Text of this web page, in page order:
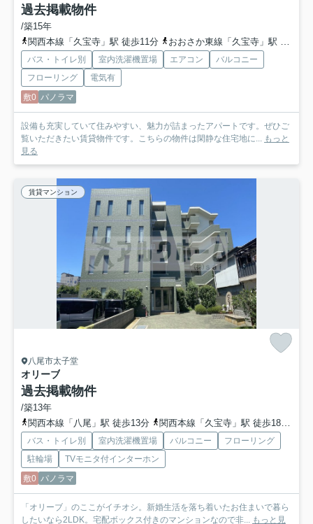
過去掲載物件
/築15年
関西本線「久宝寺」駅 徒歩11分
おおさか東線「久宝寺」駅 徒歩11分
バス・トイレ別 室内洗濯機置場 エアコン
バルコニー
フローリング
電気有
敷0 パノラマ
設備も充実していて住みやすい、魅力が詰まったアパートです。ぜひご
覧いただきたい賃貸物件です。こちらの物件は閑静な住宅地に... もっと
見る
賃貸マンション
八尾市太子堂
オリーブ
過去掲載物件
/築13年
関西本線「八尾」駅 徒歩13分
関西本線「久宝寺」駅 徒歩18分
バス・トイレ別 室内洗濯機置場 バルコニー
フローリング
駐輪場
TVモニタ付インターホン
敷0 パノラマ
「オリーブ」のここがイチオシ。新婚生活を落ち着いたお住まいで暮ら
したいなら2LDK。宅配ボックス付きのマンションなので非... もっと見